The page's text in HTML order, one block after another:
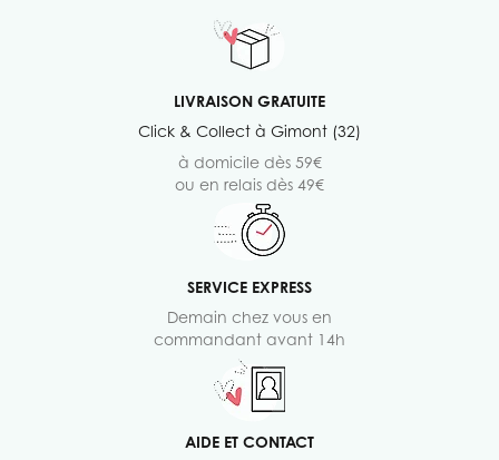
LIVRAISON GRATUITE
Click & Collect à Gimont (32)
à domicile dès 59€
ou en relais dès 49€
SERVICE EXPRESS
Demain chez vous en
commandant avant 14h
AIDE ET CONTACT